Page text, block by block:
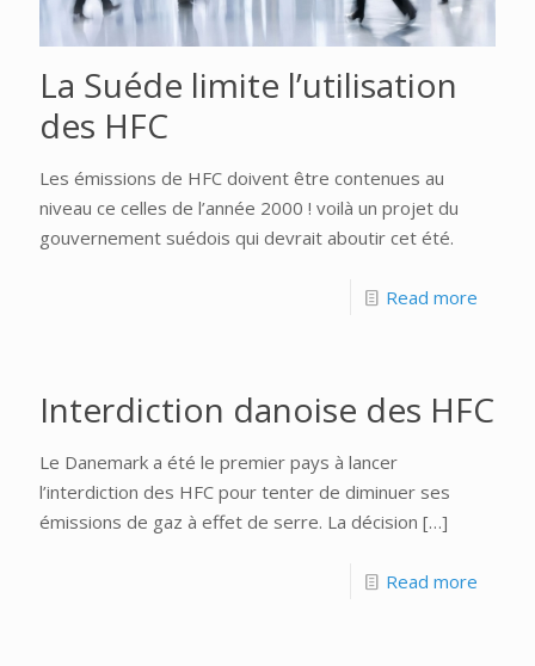
La Suéde limite l’utilisation
des HFC
Les émissions de HFC doivent être contenues au
niveau ce celles de l’année 2000 ! voilà un projet du
gouvernement suédois qui devrait aboutir cet été.
Read more
Interdiction danoise des HFC
Le Danemark a été le premier pays à lancer
l’interdiction des HFC pour tenter de diminuer ses
émissions de gaz à effet de serre. La décision […]
Read more